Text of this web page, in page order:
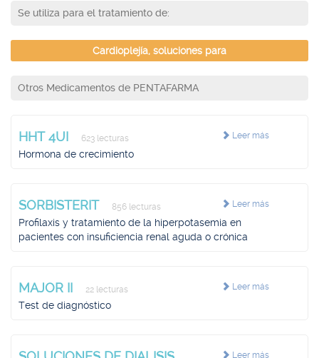
Se utiliza para el tratamiento de:
Cardioplejía, soluciones para
Otros Medicamentos de PENTAFARMA
Leer más
HHT 4UI 623 lecturas
Hormona de crecimiento
Leer más
SORBISTERIT 856 lecturas
Profilaxis y tratamiento de la hiperpotasemia en
pacientes con insuficiencia renal aguda o crónica
Leer más
MAJOR II 22 lecturas
Test de diagnóstico
Leer más